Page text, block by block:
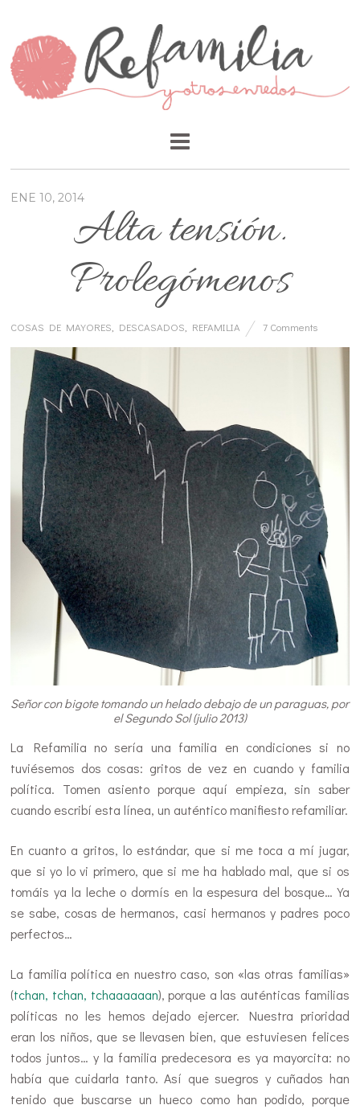
ENE 10, 2014
Alta tensión.
Prolegómenos
COSAS DE MAYORES DESCASADOS REFAMILIA 7 Comments
Señor con bigote tomando un helado debajo de un paraguas, por
el Segundo Sol (julio 2013)
La Refamilia no sería una familia en condiciones si no
tuviésemos dos cosas: gritos de vez en cuando y familia
política. Tomen asiento porque aquí empieza, sin saber
cuando escribí esta línea, un auténtico manifiesto refamiliar.
En cuanto a gritos, lo estándar, que si me toca a mí jugar,
que si yo lo vi primero, que si me ha hablado mal, que si os
tomáis ya la leche o dormís en la espesura del bosque… Ya
se sabe, cosas de hermanos, casi hermanos y padres poco
perfectos…
La familia política en nuestro caso, son «las otras familias»
(tchan, tchan, tchaaaaaan), porque a las auténticas familias
políticas no les hemos dejado ejercer. Nuestra prioridad
eran los niños, que se llevasen bien, que estuviesen felices
todos juntos… y la familia predecesora es ya mayorcita: no
había que cuidarla tanto. Así que suegros y cuñados han
tenido que buscarse un hueco como han podido, porque